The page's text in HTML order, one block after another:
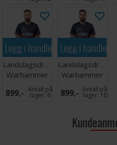
Legg i handlekurven
Landslagsdrakt
Warhammer
2026 Norge
M
899,- Antall på
lager:6
Legg i
Landslagsdrakt
Warhammer
2026 Norge
XXL
899,- Antall på
lager: 10